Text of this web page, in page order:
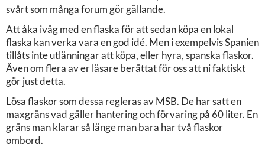
svårt som många forum gör gällande.
Att åka iväg med en flaska för att sedan köpa en lokal
flaska kan verka vara en god idé. Men i exempelvis Spanien
tillåts inte utlänningar att köpa, eller hyra, spanska flaskor.
Även om flera av er läsare berättat för oss att ni faktiskt
gör just detta.
Lösa flaskor som dessa regleras av MSB. De har satt en
maxgräns vad gäller hantering och förvaring på 60 liter. En
gräns man klarar så länge man bara har två flaskor
ombord.